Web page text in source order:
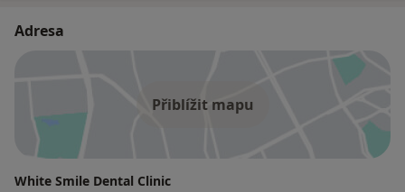
Adresa
Přiblížit mapu
White Smile Dental Clinic